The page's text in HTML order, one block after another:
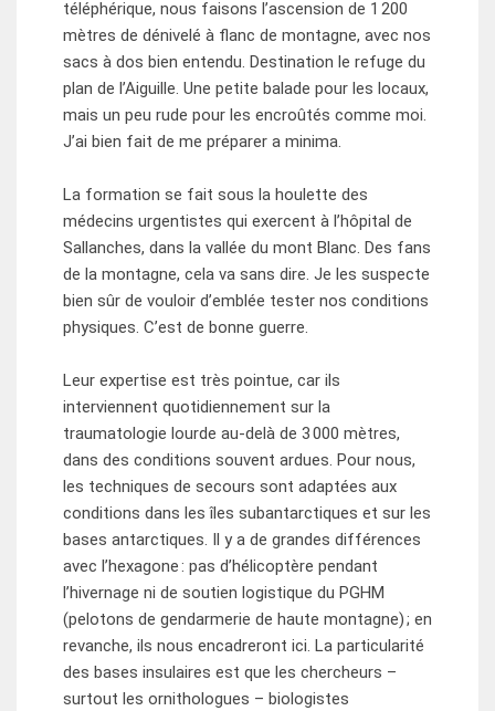
téléphérique, nous faisons l’ascension de 1 200
mètres de dénivelé à flanc de montagne, avec nos
sacs à dos bien entendu. Destination le refuge du
plan de l’Aiguille. Une petite balade pour les locaux,
mais un peu rude pour les encroûtés comme moi.
J’ai bien fait de me préparer a minima.
La formation se fait sous la houlette des
médecins urgentistes qui exercent à l’hôpital de
Sallanches, dans la vallée du mont Blanc. Des fans
de la montagne, cela va sans dire. Je les suspecte
bien sûr de vouloir d’emblée tester nos conditions
physiques. C’est de bonne guerre.
Leur expertise est très pointue, car ils
interviennent quotidiennement sur la
traumatologie lourde au-delà de 3 000 mètres,
dans des conditions souvent ardues. Pour nous,
les techniques de secours sont adaptées aux
conditions dans les îles subantarctiques et sur les
bases antarctiques. Il y a de grandes différences
avec l’hexagone : pas d’hélicoptère pendant
l’hivernage ni de soutien logistique du PGHM
(pelotons de gendarmerie de haute montagne) ; en
revanche, ils nous encadreront ici. La particularité
des bases insulaires est que les chercheurs –
surtout les ornithologues – biologistes